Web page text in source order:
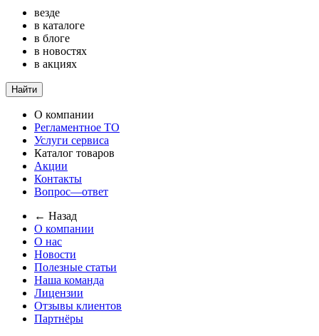
везде
в каталоге
в блоге
в новостях
в акциях
Найти
О компании
Регламентное ТО
Услуги сервиса
Каталог товаров
Акции
Контакты
Вопрос—ответ
← Назад
О компании
О нас
Новости
Полезные статьи
Наша команда
Лицензии
Отзывы клиентов
Партнёры